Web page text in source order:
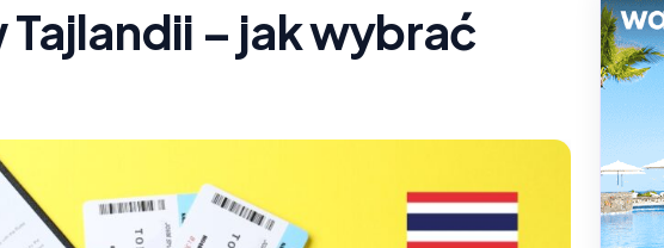
– jak wybrać